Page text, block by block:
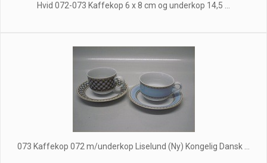
Hvid 072-073 Kaffekop 6 x 8 cm og underkop 14,5 ...
073 Kaffekop 072 m/underkop Liselund (Ny) Kongelig Dansk ...